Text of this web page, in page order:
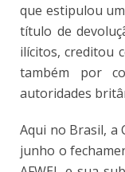
que estipulou
título de
ilícitos, creditou
também por
autoridades
Aqui no Brasil, a
junho o